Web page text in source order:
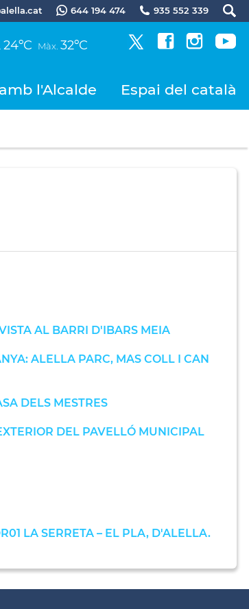
644 194 474 935 552 339
24ºC Màx. 32ºC
l'Alcalde Espai del català
AL BARRI D'IBARS MEIA
ALELLA PARC, MAS COLL I CAN
DELS MESTRES
DEL PAVELLÓ MUNICIPAL
LA SERRETA – EL PLA, D'ALELLA.